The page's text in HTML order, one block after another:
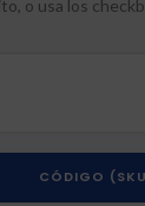
o usa los
CÓDIGO